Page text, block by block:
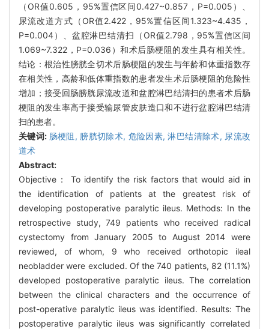
（OR值0.605，95%置信区间0.427~0.857，P=0.005）、
尿流改道方式（OR值2.422，95%置信区间1.323~4.435，
P=0.004）、盆腔淋巴结清扫（OR值2.798，95%置信区间
1.069~7.322，P=0.036）和术后肠梗阻的发生具有相关性。
结论：根治性膀胱全切术后肠梗阻的发生与年龄和体重指数存
在相关性，高龄和低体重指数的患者发生术后肠梗阻的危险性
增加；接受回肠膀胱尿流改道和盆腔淋巴结清扫的患者术后肠
梗阻的发生率高于接受输尿管皮肤造口和不进行盆腔淋巴结清
扫的患者。
关键词: 肠梗阻, 膀胱切除术, 危险因素,淋巴结清除术, 尿流改
道术
Abstract:
Objective： To identify the risk factors that would aid in
the identification of patients at the greatest risk of
developing postoperative paralytic ileus. Methods: In the
retrospective study, 749 patients who received radical
cystectomy from January 2005 to August 2014 were
reviewed, of whom, 9 who received orthotopic ileal
neobladder were excluded. Of the 740 patients, 82 (11.1%)
developed postoperative paralytic ileus. The correlation
between the clinical characters and the occurrence of
post-operative paralytic ileus was identified. Results: The
postoperative paralytic ileus was significantly correlated